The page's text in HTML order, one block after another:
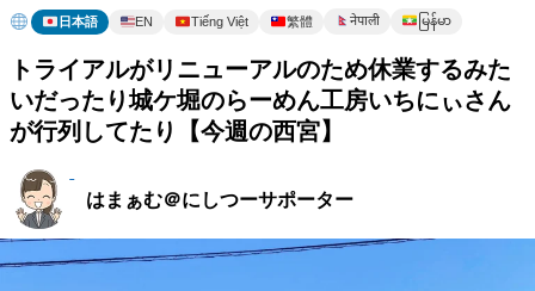
日本語 EN Tiếng Việt 繁體 नेपाली မြန်မာ
トライアルがリニューアルのため休業するみた
いだったり城ケ堀のらーめん工房いちにぃさん
が行列してたり【今週の西宮】
はまぁむ＠にしつーサポーター